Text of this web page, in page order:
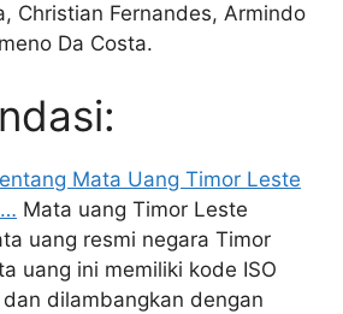
Christian Fernandes, Armindo
Da Costa.
Mata Uang Timor Leste
Mata uang Timor Leste
uang resmi negara Timor
uang ini memiliki kode ISO
dan dilambangkan dengan